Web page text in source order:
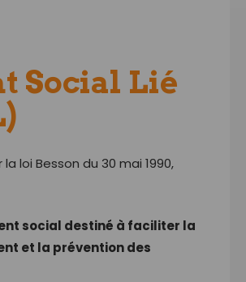
Social Lié
loi Besson du 30 mai 1990,
social destiné à faciliter la
et la prévention des